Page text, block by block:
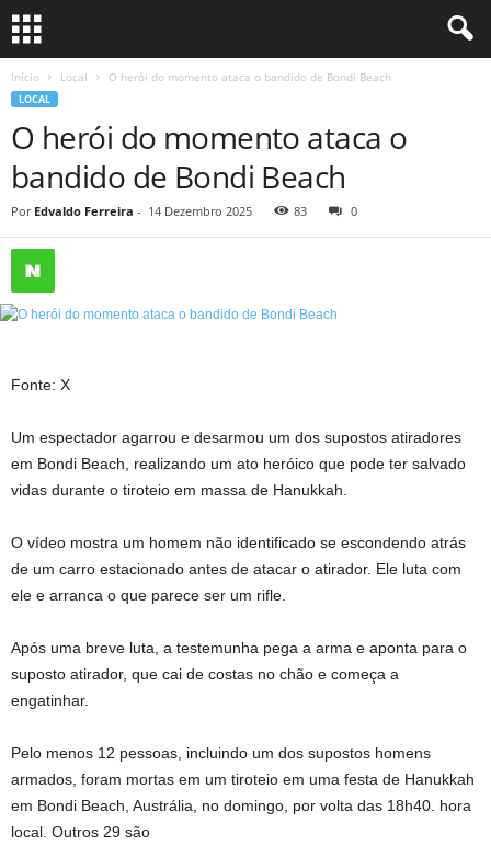
Início Local O herói do momento ataca o bandido de Bondi Beach
LOCAL
O herói do momento ataca o
bandido de Bondi Beach
Por Edvaldo Ferreira - 14 Dezembro 2025 83 0
Fonte: X
Um espectador agarrou e desarmou um dos supostos atiradores
em Bondi Beach, realizando um ato heróico que pode ter salvado
vidas durante o tiroteio em massa de Hanukkah.
O vídeo mostra um homem não identificado se escondendo atrás
de um carro estacionado antes de atacar o atirador. Ele luta com
ele e arranca o que parece ser um rifle.
Após uma breve luta, a testemunha pega a arma e aponta para o
suposto atirador, que cai de costas no chão e começa a
engatinhar.
Pelo menos 12 pessoas, incluindo um dos supostos homens
armados, foram mortas em um tiroteio em uma festa de Hanukkah
em Bondi Beach, Austrália, no domingo, por volta das 18h40. hora
local. Outros 29 são